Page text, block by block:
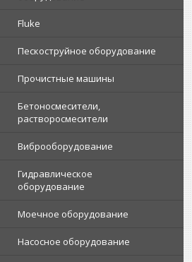
Fluke
Пескоструйное оборудование
Прочистные машины
Бетоносмесители,
растворосмесители
Виброоборудование
Гидравлическое
оборудование
Моечное оборудование
Насосное оборудование